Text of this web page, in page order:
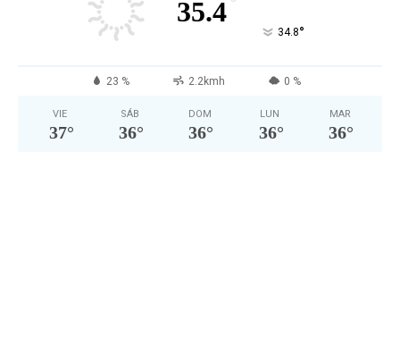
35.4
34.8°
23 % 2.2kmh 0 %
VIE
37°
SÁB
36°
DOM
36°
LUN
36°
MAR
36°